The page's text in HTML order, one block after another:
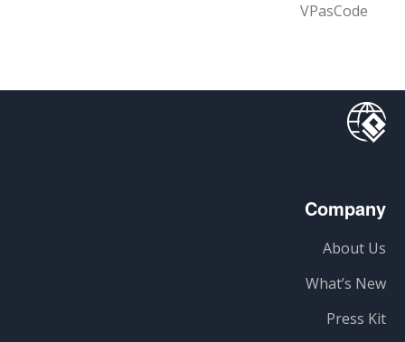
VPasCode
Company
About Us
What’s New
Press Kit